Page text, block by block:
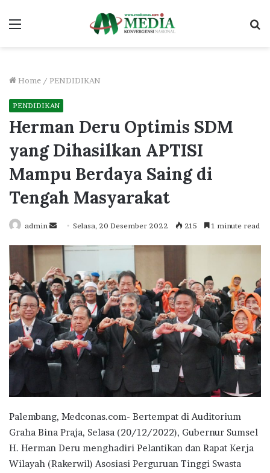
Menu
Home / PENDIDIKAN
PENDIDIKAN
Herman Deru Optimis SDM
yang Dihasilkan APTISI
Mampu Berdaya Saing di
Tengah Masyarakat
admin
Send
email
Selasa, 20 Desember 2022 215 1 minute read
Palembang, Medconas.com- Bertempat di Auditorium
Graha Bina Praja, Selasa (20/12/2022), Gubernur Sumsel
H. Herman Deru menghadiri Pelantikan dan Rapat Kerja
Wilayah (Rakerwil) Asosiasi Perguruan Tinggi Swasta